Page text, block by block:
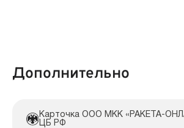
Дополнительно
Карточка ООО МКК «РАКЕТА-
ЦБ РФ